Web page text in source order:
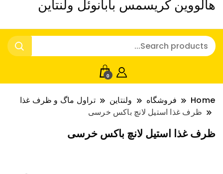
هالووین کریسمس بابانوئل ولنتاین
0
Home فروشگاه ولنتاین
تراول ماگ و ظرف غذا
ظرف غذا استیل لانچ باکس خرسی
ظرف غذا استیل لانچ باکس خرسی